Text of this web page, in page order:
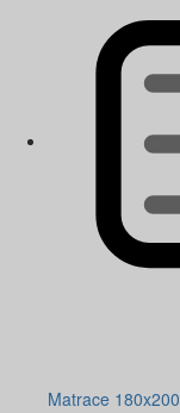
Matrace 180x200